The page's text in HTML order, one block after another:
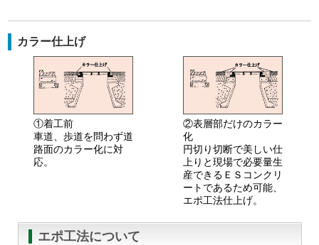
カラー仕上げ
①着工前
車道、歩道を問わず道
路面のカラー化に対
応。
②表層部だけのカラー
化
円切り切断で美しい仕
上りと現場で必要量生
産できるＥＳコンクリ
ートであるため可能、
エポ工法仕上げ。
エポ工法について